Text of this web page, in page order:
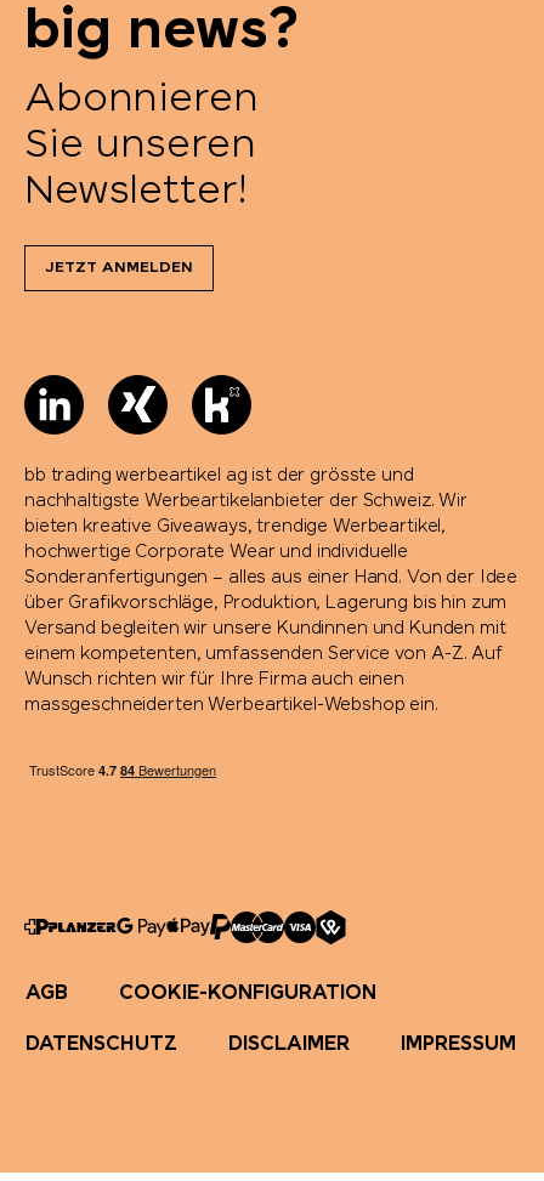
big news?
Abonnieren
Sie unseren
Newsletter!
JETZT ANMELDEN
bb trading werbeartikel ag ist der grösste und
nachhaltigste Werbeartikelanbieter der Schweiz. Wir
bieten kreative Giveaways, trendige Werbeartikel,
hochwertige Corporate Wear und individuelle
Sonderanfertigungen – alles aus einer Hand. Von der Idee
über Grafikvorschläge, Produktion, Lagerung bis hin zum
Versand begleiten wir unsere Kundinnen und Kunden mit
einem kompetenten, umfassenden Service von A-Z. Auf
Wunsch richten wir für Ihre Firma auch einen
massgeschneiderten Werbeartikel-Webshop ein.
AGB COOKIE-KONFIGURATION
DATENSCHUTZ DISCLAIMER IMPRESSUM